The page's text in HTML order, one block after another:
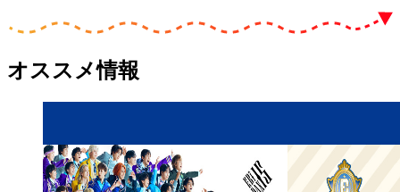
オススメ情報